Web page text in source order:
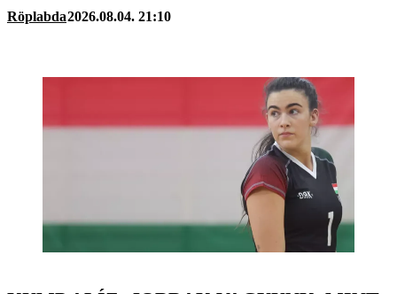
Röplabda2026.08.04. 21:10